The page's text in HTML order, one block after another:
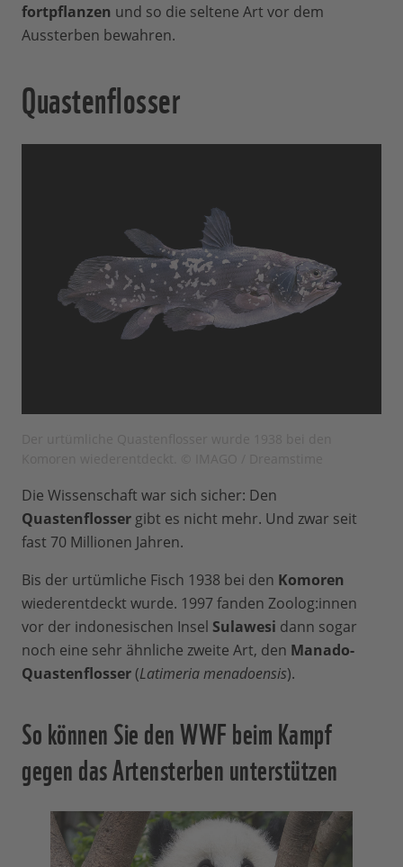
fortpflanzen und so die seltene Art vor dem
Aussterben bewahren.
Quastenflosser
Die Wissenschaft war sich sicher: Den
Quastenflosser gibt es nicht mehr. Und zwar seit
fast 70 Millionen Jahren.
Bis der urtümliche Fisch 1938 bei den Komoren
wiederentdeckt wurde. 1997 fanden Zoolog:innen
vor der indonesischen Insel Sulawesi dann sogar
noch eine sehr ähnliche zweite Art, den Manado-
Quastenflosser(Latimeria menadoensis).
So können Sie den WWF beim Kampf
gegen das Artensterben unterstützen